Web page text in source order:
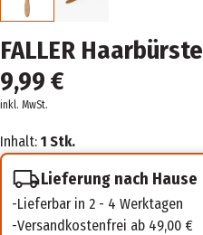
FALLER Haarbürste
9,99 €
inkl. MwSt.
Inhalt: 1 Stk.
Lieferung nach Hause
Lieferbar in 2 - 4 Werktagen
Versandkostenfrei ab 49,00 €